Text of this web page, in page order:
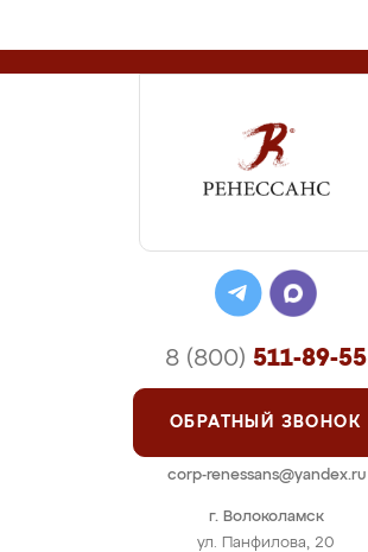
г. Волоколамск
ул. Панфилова, 20
8 (800) 511-89-55
ОБРАТНЫЙ ЗВОНОК
corp-renessans@yandex.ru